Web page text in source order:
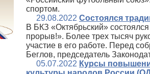
спортом.
29.08.2022 Состоялся
В БКЗ «Октябрьский»
прорыв!». Более трех тысяч
участие в его работе. Перед
Беглов, председатель
05.07.2022 Курсы